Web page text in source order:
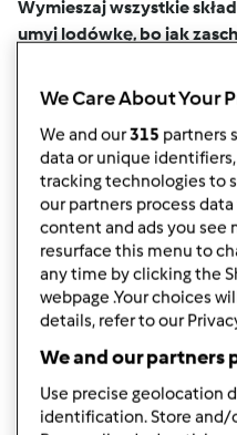
Wymieszaj wszystkie
umyj lodówkę, bo jak
godzinie, jeśli nie widać
18. Po przebudzeniu nie
Otwórz okno i piekarnik.
przeżyciach pozostaje
jabłkowy - SMACZNEGO
Dajcie znać czy wyszło
Zalogujlub
We Care About Your
We and our315 partners
data or unique
tracking technologies to
our partners process
content and ads you see
resurface this menu to
any time by clicking the
webpage .Your choices
details, refer to our
We and our partners
Use precise geolocation
identification. Store and/